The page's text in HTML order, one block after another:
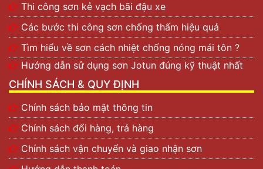
Thi công sơn kẻ vạch bãi đậu xe
Các bước thi công sơn chống thấm hiệu quả
Tìm hiểu về sơn cách nhiệt chống nóng mái tôn ?
Hướng dẫn sử dụng sơn Jotun đúng kỹ thuật nhất
CHÍNH SÁCH & QUY ĐỊNH
Chính sách bảo mật thông tin
Chính sách đổi hàng, trả hàng
Chính sách vận chuyển và giao nhận sơn